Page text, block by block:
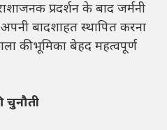
प्रदर्शन के बाद जर्मनी
बादशाहत स्थापित करना
की भूमिका बेहद महत्वपूर्ण
चुनौती